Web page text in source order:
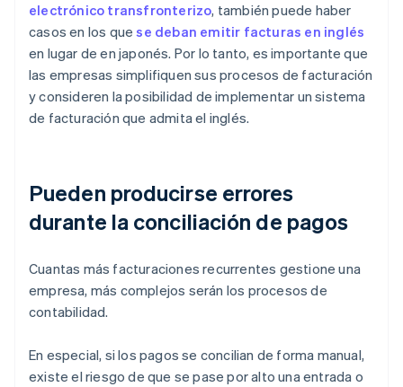
electrónico transfronterizo, también puede haber
casos en los quese deban emitir facturas en inglés
en lugar de en japonés. Por lo tanto, es importante que
las empresas simplifiquen sus procesos de facturación
y consideren la posibilidad de implementar un sistema
de facturación que admita el inglés.
Pueden producirse errores
durante la conciliación de pagos
Cuantas más facturaciones recurrentes gestione una
empresa, más complejos serán los procesos de
contabilidad.
En especial, si los pagos se concilian de forma manual,
existe el riesgo de que se pase por alto una entrada o